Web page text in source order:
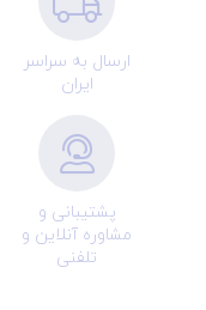
ارسال به سراسر
ایران
پشتیبانی و
مشاوره آنلاین و
تلفنی